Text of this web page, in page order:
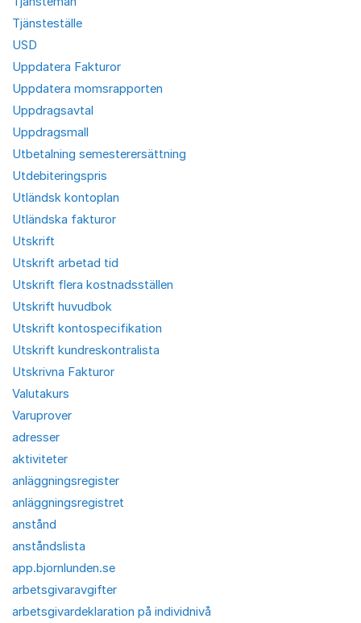
Tjänsteställe
USD
Uppdatera Fakturor
Uppdatera momsrapporten
Uppdragsavtal
Uppdragsmall
Utbetalning semesterersättning
Utdebiteringspris
Utländsk kontoplan
Utländska fakturor
Utskrift
Utskrift arbetad tid
Utskrift flera kostnadsställen
Utskrift huvudbok
Utskrift kontospecifikation
Utskrift kundreskontralista
Utskrivna Fakturor
Valutakurs
Varuprover
adresser
aktiviteter
anläggningsregister
anläggningsregistret
anstånd
anståndslista
app.bjornlunden.se
arbetsgivaravgifter
arbetsgivardeklaration på individnivå